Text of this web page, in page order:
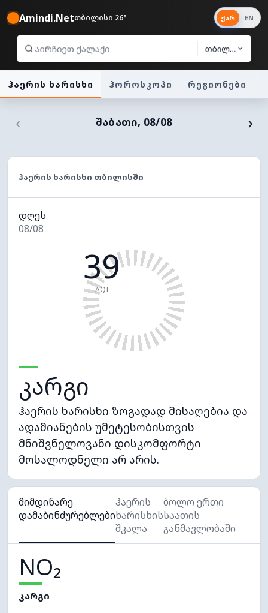
Amindi.Netთბილისი 26°
თბილისი
ქარ EN
ჰაერის ხარისხი ჰოროსკოპი რეგიონები
‹ ᲨᲐᲑᲐᲗᲘ, 08/08 ›
ᲰᲐᲔᲠᲘᲡ ᲮᲐᲠᲘᲡᲮᲘ ᲗᲑᲘᲚᲘᲡᲨᲘ
დღეს
08/08
39
AQI
კარგი
ჰაერის ხარისხი ზოგადად მისაღებია და
ადამიანების უმეტესობისთვის
მნიშვნელოვანი დისკომფორტი
მოსალოდნელი არ არის.
მიმდინარე
დამაბინძურებლები
ჰაერის
ხარისხის
შკალა
ბოლო ერთი
საათის
განმავლობაში
NO₂
კარგი